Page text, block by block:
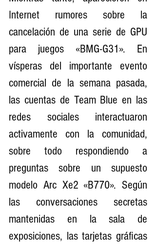
Internet rumores sobre la
cancelación de una serie de GPU
para juegos «BMG-G31». En
vísperas del importante evento
comercial de la semana pasada,
las cuentas de Team Blue en las
redes sociales interactuaron
activamente con la comunidad,
sobre todo respondiendo a
preguntas sobre un supuesto
modelo Arc Xe2 «B770». Según
las conversaciones secretas
mantenidas en la sala de
exposiciones, las tarjetas gráficas